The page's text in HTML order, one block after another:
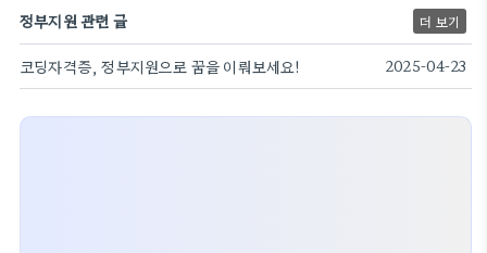
정부지원 관련 글 더 보기
코딩자격증, 정부지원으로 꿈을 이뤄보세요! 2025-04-23